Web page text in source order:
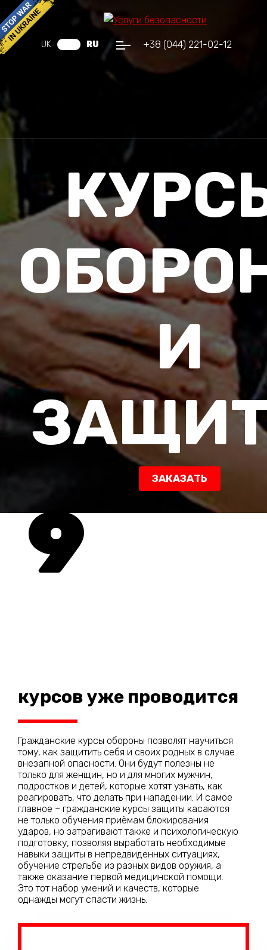
+38 (044) 221-02-12
UK RU
И
ЗАКАЗАТЬ
9
курсов уже проводится
Гражданские курсы обороны позволят научиться
тому, как защитить себя и своих родных в случае
внезапной опасности. Они будут полезны не
только для женщин, но и для многих мужчин,
подростков и детей, которые хотят узнать, как
реагировать, что делать при нападении. И самое
главное – гражданские курсы защиты касаются
не только обучения приёмам блокирования
ударов, но затрагивают также и психологическую
подготовку, позволяя выработать необходимые
навыки защиты в непредвиденных ситуациях,
обучение стрельбе из разных видов оружия, а
также оказание первой медицинской помощи.
Это тот набор умений и качеств, которые
однажды могут спасти жизнь.